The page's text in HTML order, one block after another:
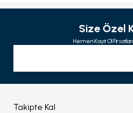
Size Özel
Hemen Kayıt Ol
Takipte Kal